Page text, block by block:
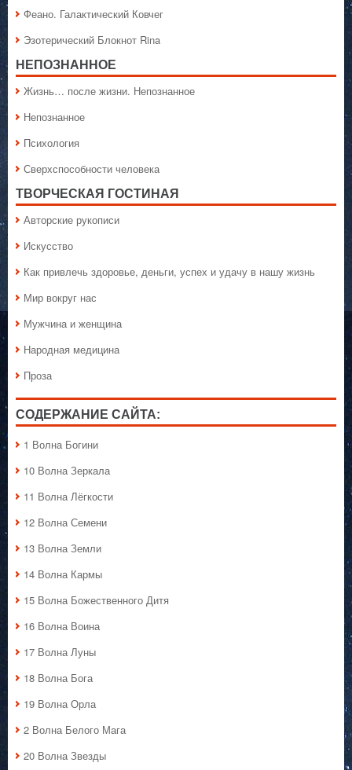
Феано. Галактический Ковчег
Эзотерический Блокнот Rina
НЕПОЗНАННОЕ
Жизнь… после жизни. Непознанное
Непознанное
Психология
Сверхспособности человека
ТВОРЧЕСКАЯ ГОСТИНАЯ
Авторские рукописи
Искусство
Как привлечь здоровье, деньги, успех и удачу в нашу жизнь
Мир вокруг нас
Мужчина и женщина
Народная медицина
Проза
СОДЕРЖАНИЕ САЙТА:
1 Волна Богини
10 Волна Зеркала
11 Волна Лёгкости
12 Волна Семени
13 Волна Земли
14 Волна Кармы
15 Волна Божественного Дитя
16 Волна Воина
17 Волна Луны
18 Волна Бога
19 Волна Орла
2 Волна Белого Мага
20 Волна Звезды